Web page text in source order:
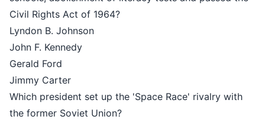
Civil Rights Act of 1964?
Lyndon B. Johnson
John F. Kennedy
Gerald Ford
Jimmy Carter
Which president set up the 'Space Race' rivalry with
the former Soviet Union?